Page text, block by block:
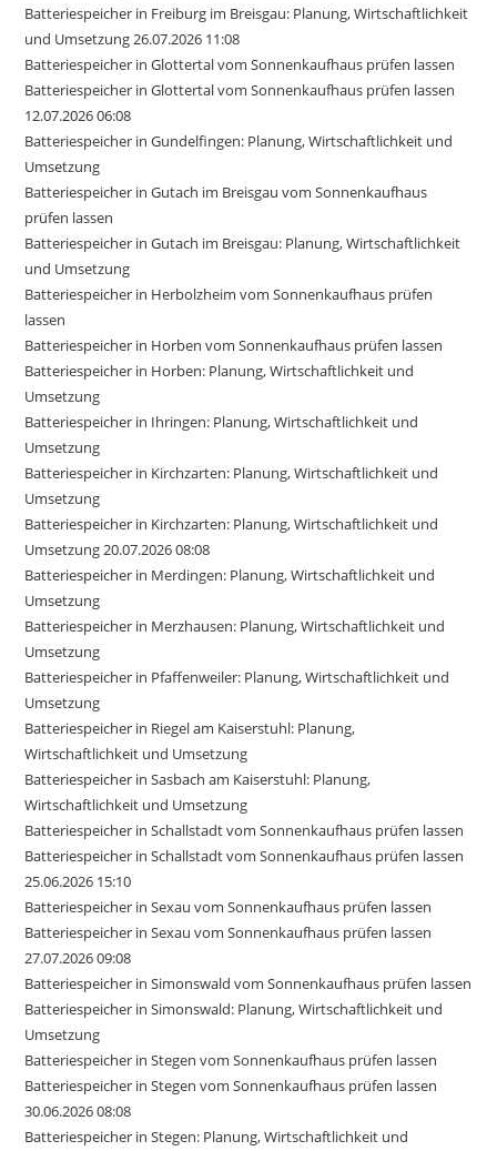
Batteriespeicher in Freiburg im Breisgau: Planung, Wirtschaftlichkeit
und Umsetzung 26.07.2026 11:08
Batteriespeicher in Glottertal vom Sonnenkaufhaus prüfen lassen
Batteriespeicher in Glottertal vom Sonnenkaufhaus prüfen lassen
12.07.2026 06:08
Batteriespeicher in Gundelfingen: Planung, Wirtschaftlichkeit und
Umsetzung
Batteriespeicher in Gutach im Breisgau vom Sonnenkaufhaus
prüfen lassen
Batteriespeicher in Gutach im Breisgau: Planung, Wirtschaftlichkeit
und Umsetzung
Batteriespeicher in Herbolzheim vom Sonnenkaufhaus prüfen
lassen
Batteriespeicher in Horben vom Sonnenkaufhaus prüfen lassen
Batteriespeicher in Horben: Planung, Wirtschaftlichkeit und
Umsetzung
Batteriespeicher in Ihringen: Planung, Wirtschaftlichkeit und
Umsetzung
Batteriespeicher in Kirchzarten: Planung, Wirtschaftlichkeit und
Umsetzung
Batteriespeicher in Kirchzarten: Planung, Wirtschaftlichkeit und
Umsetzung 20.07.2026 08:08
Batteriespeicher in Merdingen: Planung, Wirtschaftlichkeit und
Umsetzung
Batteriespeicher in Merzhausen: Planung, Wirtschaftlichkeit und
Umsetzung
Batteriespeicher in Pfaffenweiler: Planung, Wirtschaftlichkeit und
Umsetzung
Batteriespeicher in Riegel am Kaiserstuhl: Planung,
Wirtschaftlichkeit und Umsetzung
Batteriespeicher in Sasbach am Kaiserstuhl: Planung,
Wirtschaftlichkeit und Umsetzung
Batteriespeicher in Schallstadt vom Sonnenkaufhaus prüfen lassen
Batteriespeicher in Schallstadt vom Sonnenkaufhaus prüfen lassen
25.06.2026 15:10
Batteriespeicher in Sexau vom Sonnenkaufhaus prüfen lassen
Batteriespeicher in Sexau vom Sonnenkaufhaus prüfen lassen
27.07.2026 09:08
Batteriespeicher in Simonswald vom Sonnenkaufhaus prüfen lassen
Batteriespeicher in Simonswald: Planung, Wirtschaftlichkeit und
Umsetzung
Batteriespeicher in Stegen vom Sonnenkaufhaus prüfen lassen
Batteriespeicher in Stegen vom Sonnenkaufhaus prüfen lassen
30.06.2026 08:08
Batteriespeicher in Stegen: Planung, Wirtschaftlichkeit und